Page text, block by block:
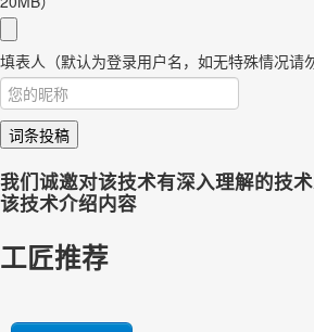
填表人（默认为登录用户名，如无特殊情况请
词条投稿
我们诚邀对该技术有深入理解的技
该技术介绍内容
工匠推荐